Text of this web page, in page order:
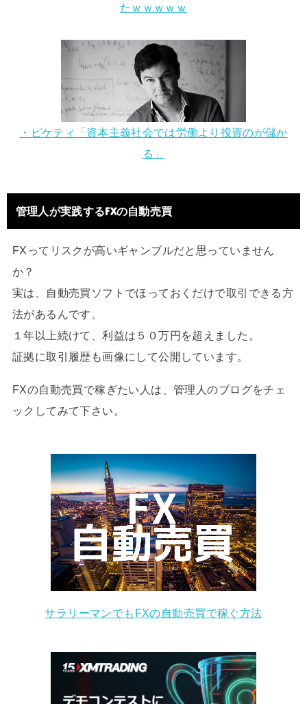
たｗｗｗｗｗ
・ピケティ「資本主義社会では労働より投資のが儲か
る」
管理人が実践するFXの自動売買
FXってリスクが高いギャンブルだと思っていません
か？
実は、自動売買ソフトでほっておくだけで取引できる方
法があるんです。
１年以上続けて、利益は５０万円を超えました。
証拠に取引履歴も画像にして公開しています。
FXの自動売買で稼ぎたい人は、管理人のブログをチェ
ックしてみて下さい。
サラリーマンでもFXの自動売買で稼ぐ方法